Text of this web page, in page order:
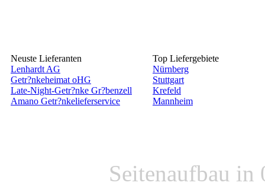
Neuste Lieferanten
Lenhardt AG
Getr?nkeheimat oHG
Late-Night-Getr?nke Gr?benzell
Amano Getr?nkelieferservice
Top Liefergebiete
Nürnberg
Stuttgart
Krefeld
Mannheim
Seitenaufbau in